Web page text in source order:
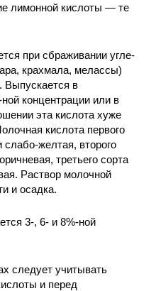
лимонной кислоты — те
при сбраживании угле-
крахмала, мелассы)
Выпускается в
концентрации или в
эта кислота хуже
кислота первого
желтая, второго
третьего сорта
Раствор молочной
и осадка.
3-, 6- и 8%-ной
следует учитывать
и перед